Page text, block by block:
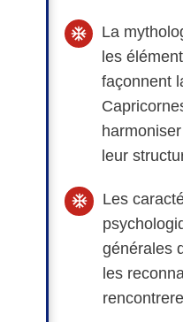
La
les
façonnent
leur
Les
générales
les